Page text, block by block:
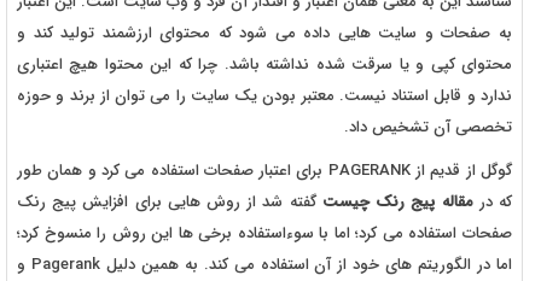
به صفحات و سایت هایی داده می شود که محتوای ارزشمند تولید کند و
محتوای کپی و یا سرقت شده نداشته باشد. چرا که این محتوا هیچ اعتباری
ندارد و قابل استناد نیست. معتبر بودن یک سایت را می توان از برند و حوزه
تخصصی آن تشخیص داد.
گوگل از قدیم از PAGERANK برای اعتبار صفحات استفاده می کرد و همان طور
که درمقاله پیج رنک چیست گفته شد از روش هایی برای افزایش پیج رنک
صفحات استفاده می کرد؛ اما با سوءاستفاده برخی ها این روش را منسوخ کرد؛
اما در الگوریتم های خود از آن استفاده می کند. به همین دلیل Pagerank و